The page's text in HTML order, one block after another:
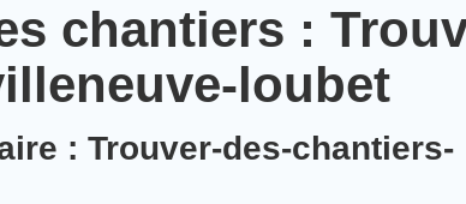
chantiers :
loubet
: Trouver-des-chantiers-